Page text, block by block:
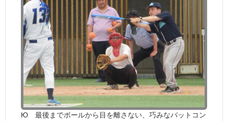
Ю 最後までボールから目を離さない、巧みなバットコン